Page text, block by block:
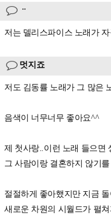
ᆢ
저는 델리스파이스 노래가
멋지죠
저도 김동률 노래가 그 많은
음색이 너무너무 좋아요^^
제 첫사랑..이런 노래 들으면
그 사람이랑 결혼하지 않기
절절하게 좋아했지만 지금 돌
새로운 차원의 시월드가 펼